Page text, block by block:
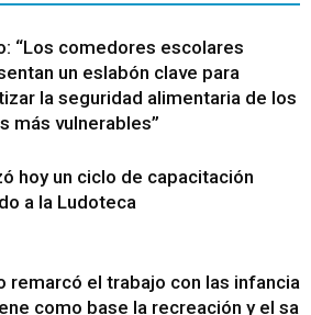
“Los comedores escolares
un eslabón clave para
la seguridad alimentaria de los
más vulnerables”
hoy un ciclo de capacitación
a la Ludoteca
remarcó el trabajo con las infancias
como base la recreación y el